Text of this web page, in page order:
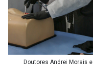
Doutores Andrei Morais e